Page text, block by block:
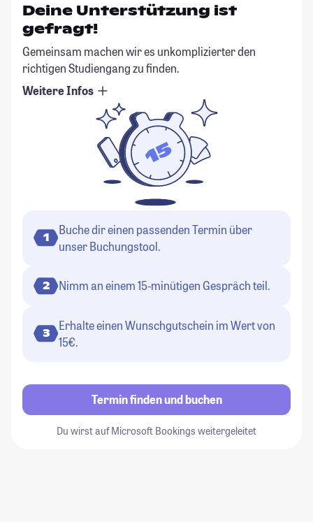
Deine Unterstützung ist
gefragt!
Gemeinsam machen wir es unkomplizierter den
richtigen Studiengang zu finden.
Weitere Infos
1
Buche dir einen passenden Termin über
unser Buchungstool.
2 Nimm an einem 15-minütigen Gespräch teil.
3
Erhalte einen Wunschgutschein im Wert von
15€.
Termin finden und buchen
Du wirst auf Microsoft Bookings weitergeleitet